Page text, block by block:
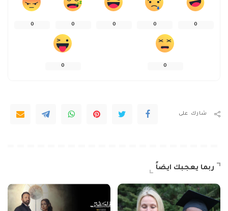
0
0
0
0
0
0
0
شارك على
ربما يعجبك ايضاً